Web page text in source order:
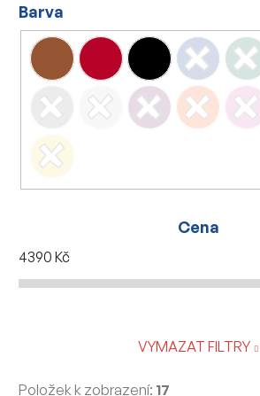
Barva
Cena
4390 Kč
VYMAZAT FILTRY
Položek k zobrazení: 17